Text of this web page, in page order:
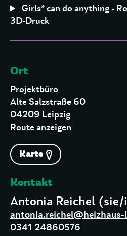
Girls* can do anything -
3D-Druck
Ort
Projektbüro
Alte Salzstraße 60
04209 Leipzig
Route anzeigen
Karte
Kontakt
Antonia Reichel
antonia.reichel@heizhaus-
0341 24860576